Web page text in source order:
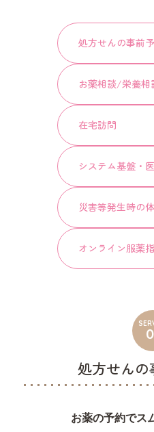
処方せんの事前
お薬相談/栄養相
在宅訪問
システム基盤・
災害等発生時の
オンライン服薬
処方せん
お薬の予約でス